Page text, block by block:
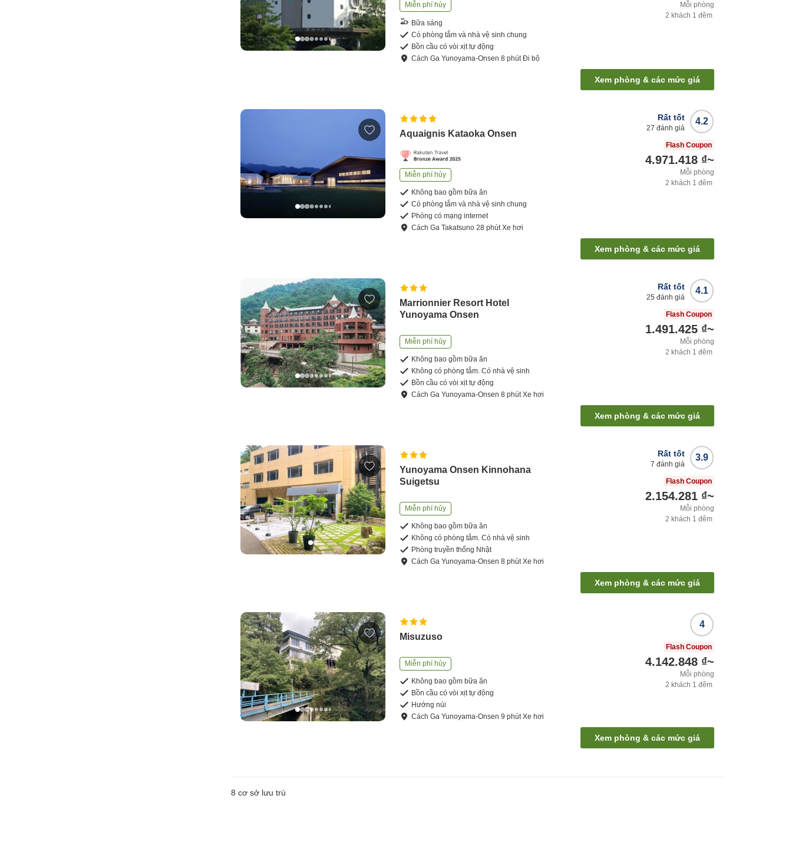
Miễn phí hủy
Bữa sáng
Có phòng tắm và nhà vệ sinh chung
Bồn cầu có vòi xịt tự động
CáchGa Yunoyama-Onsen 8 phútĐi bộ
Mỗi phòng
2 khách 1 đêm
Xem phòng & các mức giá
Aquaignis Kataoka Onsen
Miễn phí hủy
Không bao gồm bữa ăn
Có phòng tắm và nhà vệ sinh chung
Phòng có mạng internet
CáchGa Takatsuno 28 phútXe hơi
4.2
Rất tốt
27 đánh giá
Flash Coupon
4.971.418 ₫~
Mỗi phòng
2 khách 1 đêm
Xem phòng & các mức giá
Marrionnier Resort Hotel
Yunoyama Onsen
Miễn phí hủy
Không bao gồm bữa ăn
Không có phòng tắm. Có nhà vệ sinh
Bồn cầu có vòi xịt tự động
CáchGa Yunoyama-Onsen 8 phútXe hơi
4.1
Rất tốt
25 đánh giá
Flash Coupon
1.491.425 ₫~
Mỗi phòng
2 khách 1 đêm
Xem phòng & các mức giá
Yunoyama Onsen Kinnohana
Suigetsu
Miễn phí hủy
Không bao gồm bữa ăn
Không có phòng tắm. Có nhà vệ sinh
Phòng truyền thống Nhật
CáchGa Yunoyama-Onsen 8 phútXe hơi
3.9
Rất tốt
7 đánh giá
Flash Coupon
2.154.281 ₫~
Mỗi phòng
2 khách 1 đêm
Xem phòng & các mức giá
Misuzuso
Miễn phí hủy
Không bao gồm bữa ăn
Bồn cầu có vòi xịt tự động
Hướng núi
CáchGa Yunoyama-Onsen 9 phútXe hơi
4
Flash Coupon
4.142.848 ₫~
Mỗi phòng
2 khách 1 đêm
Xem phòng & các mức giá
8 cơ sở lưu trú